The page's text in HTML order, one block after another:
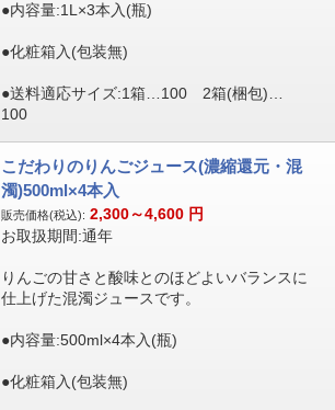
●内容量:1L×3本入(瓶)
●化粧箱入(包装無)
●送料適応サイズ:1箱…100 2箱(梱包)…
100
こだわりのりんごジュース(濃縮還元・混
濁)500ml×4本入
販売価格(税込): 2,300～4,600 円
お取扱期間:通年
りんごの甘さと酸味とのほどよいバランスに
仕上げた混濁ジュースです。
●内容量:500ml×4本入(瓶)
●化粧箱入(包装無)